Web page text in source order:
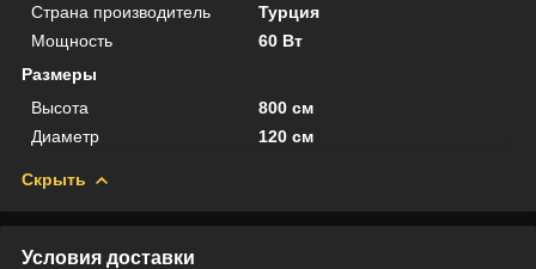
Страна производитель
Турция
Мощность
60 Вт
Размеры
Высота
800 см
Диаметр
120 см
Скрыть
Условия доставки